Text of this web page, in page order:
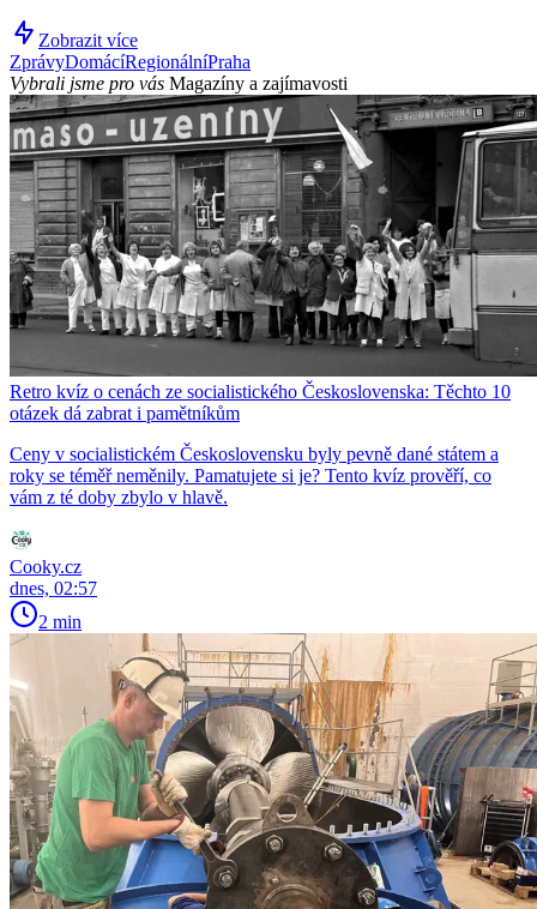
Zobrazit více
ZprávyDomácíRegionálníPraha
Vybrali jsme pro vás Magazíny a zajímavosti
Retro kvíz o cenách ze socialistického Československa: Těchto 10
otázek dá zabrat i pamětníkům
Ceny v socialistickém Československu byly pevně dané státem a
roky se téměř neměnily. Pamatujete si je? Tento kvíz prověří, co
vám z té doby zbylo v hlavě.
Cooky.cz
dnes, 02:57
2 min